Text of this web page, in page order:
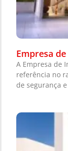
Empresa
A Empresa de
referência no
de segurança